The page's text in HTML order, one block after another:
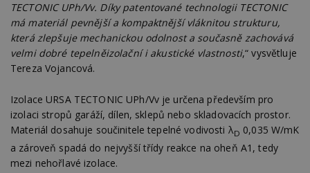
TECTONIC UPh/Vv. Díky patentované technologii TECTONIC
má materiál pevnější a kompaktnější vláknitou strukturu,
která zlepšuje mechanickou odolnost a současně zachovává
velmi dobré tepelněizolační i akustické vlastnosti,“ vysvětluje
Tereza Vojancová.
Izolace URSA TECTONIC UPh/Vv je určena především pro
izolaci stropů garáží, dílen, sklepů nebo skladovacích prostor.
Materiál dosahuje součinitele tepelné vodivosti λD 0,035 W/mK
a zároveň spadá do nejvyšší třídy reakce na oheň A1, tedy
mezi nehořlavé izolace.